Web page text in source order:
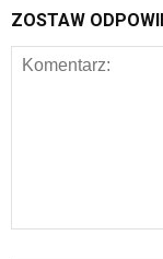
ZOSTAW